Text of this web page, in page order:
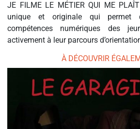
JE FILME LE MÉTIER QUI ME
unique et originale qui permet
compétences numériques des
activement à leur parcours
À DÉCOUVRIR